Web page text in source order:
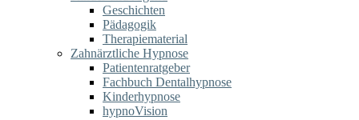
Geschichten
Pädagogik
Therapiematerial
Zahnärztliche Hypnose
Patientenratgeber
Fachbuch Dentalhypnose
Kinderhypnose
hypnoVision